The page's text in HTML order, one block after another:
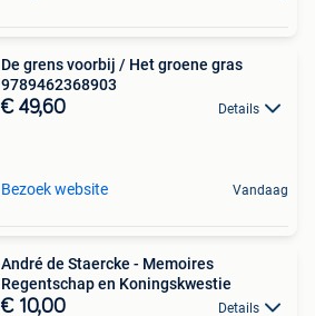
De grens voorbij / Het groene gras
9789462368903
€ 49,60 Details
Bezoek website Vandaag
André de Staercke - Memoires
Regentschap en Koningskwestie
€ 10,00 Details